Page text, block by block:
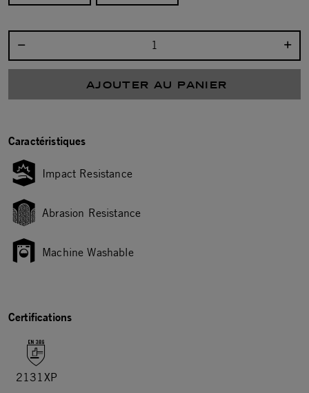
AJOUTER AU PANIER
Caractéristiques
Impact Resistance
Abrasion Resistance
Machine Washable
Certifications
2131XP